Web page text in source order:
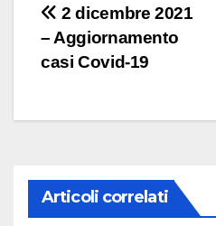
Navigazione
articoli
2 dicembre 2021
– Aggiornamento
casi Covid-19
Articoli correlati